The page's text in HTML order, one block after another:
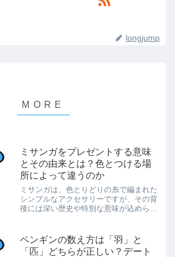
longjump
ミサンガをプレゼントする意味
とその由来とは？色とつける場
所によって違うのか
ミサンガは、色とりどりの糸で編まれた
シンプルなアクセサリーですが、その背
後には深い歴史や特別な意味が込められ
ると、その願いが叶うと言われているこ
のアイテム。南米・ブラジ...
ペンギンの数え方は「羽」と
「匹」どちらが正しい？デート